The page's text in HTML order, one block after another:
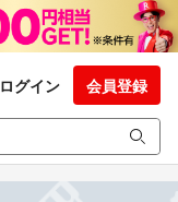
ログイン 会員登録